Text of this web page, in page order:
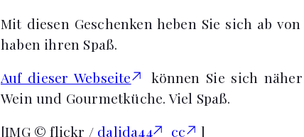
Mit diesen Geschenken heben Sie sich ab
haben ihren Spaß.
Auf dieser Webseite
können Sie sich
Wein und Gourmetküche. Viel Spaß.
[IMG © flickr / dalida44 cc ]